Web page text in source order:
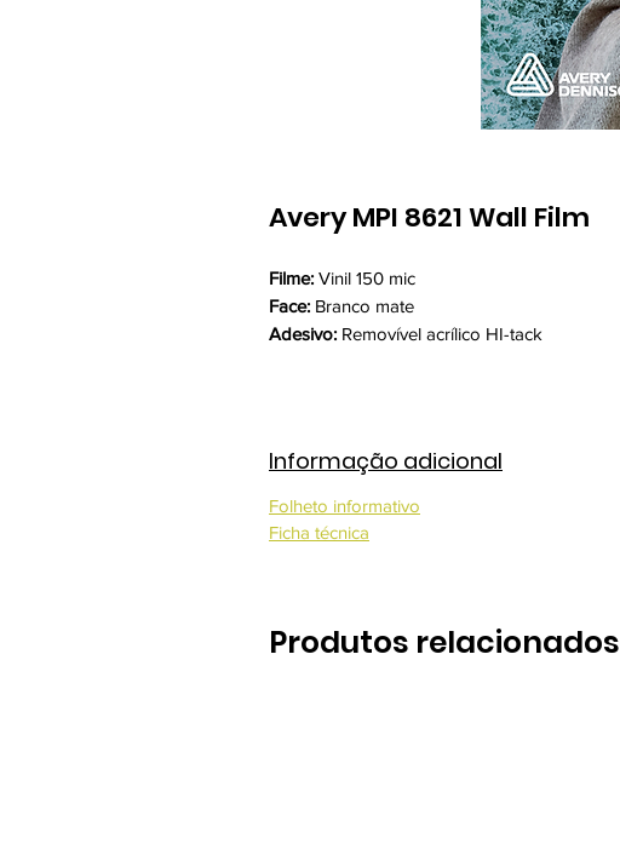
Avery MPI 8621 Wall Film
Filme: Vinil 150 mic
Face: Branco mate
Adesivo: Removível acrílico HI-tack
Informação adicional
Folheto informativo
Ficha técnica
Produtos relacionados